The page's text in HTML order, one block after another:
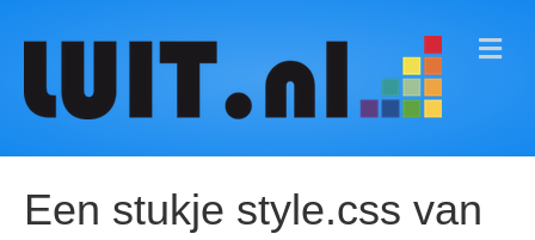
M
E
Een stukje style.css van